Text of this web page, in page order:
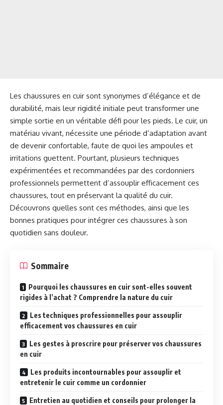
Les chaussures en cuir sont synonymes d’élégance et de
durabilité, mais leur rigidité initiale peut transformer une
simple sortie en un véritable défi pour les pieds. Le cuir, un
matériau vivant, nécessite une période d’adaptation avant
de devenir confortable, faute de quoi les ampoules et
irritations guettent. Pourtant, plusieurs techniques
expérimentées et recommandées par des cordonniers
professionnels permettent d’assouplir efficacement ces
chaussures, tout en préservant la qualité du cuir.
Découvrons quelles sont ces méthodes, ainsi que les
bonnes pratiques pour intégrer ces chaussures à son
quotidien sans douleur.
Sommaire
Pourquoi les chaussures en cuir sont-elles souvent
rigides à l’achat ? Comprendre la nature du cuir
Les techniques professionnelles pour assouplir
efficacement vos chaussures en cuir
Les gestes à proscrire pour préserver vos chaussures
en cuir
Les produits incontournables pour assouplir et
entretenir le cuir comme un cordonnier
Entretien au quotidien et conseils pour prolonger la